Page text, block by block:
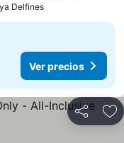
Delfines
Ver precios
Compartir